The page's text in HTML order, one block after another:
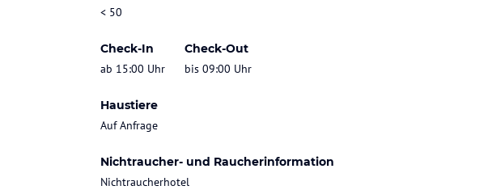
< 50
Check-In
ab 15:00 Uhr
Check-Out
bis 09:00 Uhr
Haustiere
Auf Anfrage
Nichtraucher- und Raucherinformation
Nichtraucherhotel